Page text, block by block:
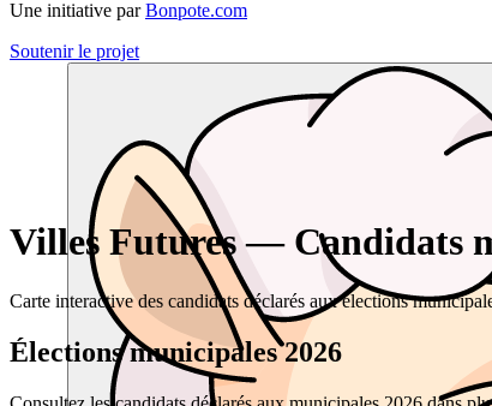
Une initiative par Bonpote.com
Soutenir le projet
Villes Futures — Candidats
Carte interactive des candidats déclarés aux élections
Élections municipales 2026